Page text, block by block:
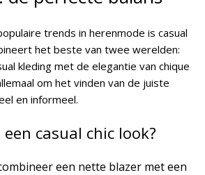
trends in herenmode is casual
het beste van twee werelden:
kleding met de elegantie van chique
om het vinden van de juiste
en informeel.
een casual chic look?
een nette blazer met een